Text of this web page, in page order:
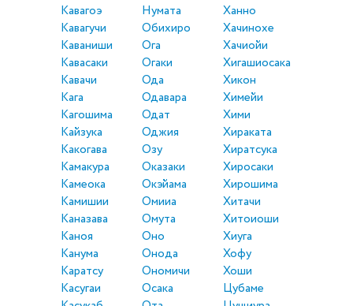
Кавагоэ
Кавагучи
Каваниши
Кавасаки
Кавачи
Кага
Кагошима
Кайзука
Какогава
Камакура
Камеока
Камишии
Каназава
Каноя
Канума
Каратсу
Касугаи
Нумата
Обихиро
Ога
Огаки
Ода
Одавара
Одат
Оджия
Озу
Оказаки
Окэйама
Омииа
Омута
Оно
Онода
Ономичи
Осака
Ханно
Хачинохе
Хачиойи
Хигашиосака
Хикон
Химейи
Хими
Хираката
Хиратсука
Хиросаки
Хирошима
Хитачи
Хитоиоши
Хиуга
Хофу
Хоши
Цубаме